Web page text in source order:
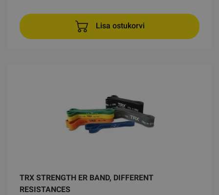
Lisa ostukorvi
TRX STRENGTH ER BAND, DIFFERENT
RESISTANCES